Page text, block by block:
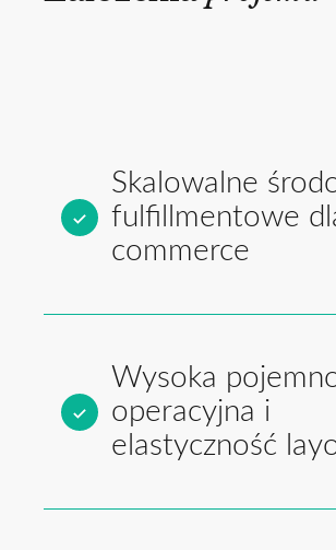
Skalowalne
fulfillmentowe
commerce
Wysoka
operacyjna i
elastyczność